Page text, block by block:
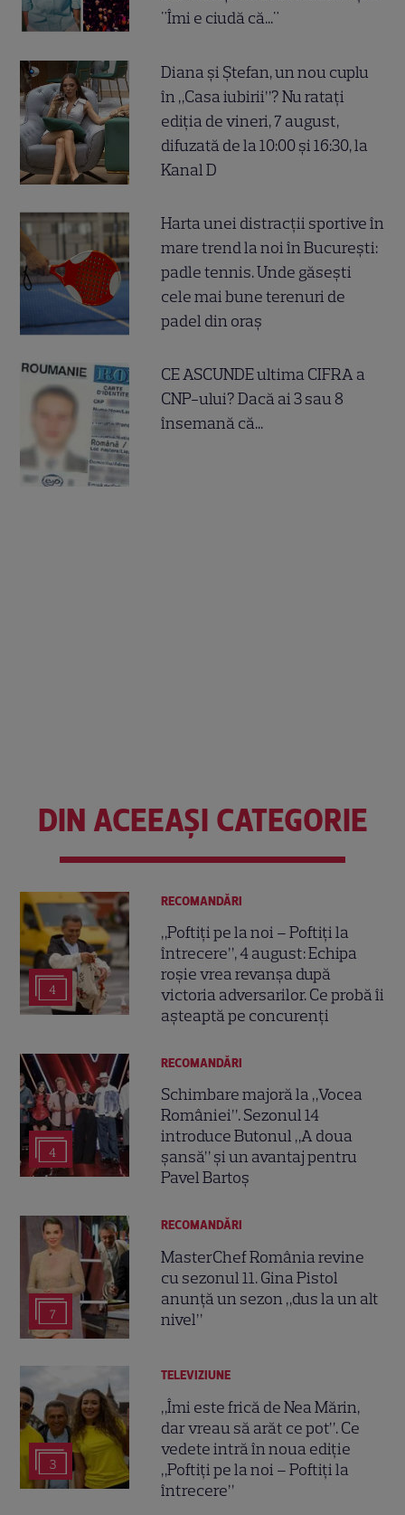
"Îmi e ciudă că..."
Diana și Ștefan, un nou cuplu
în „Casa iubirii”? Nu ratați
ediția de vineri, 7 august,
difuzată de la 10:00 și 16:30, la
Kanal D
Harta unei distracții sportive în
mare trend la noi în București:
padle tennis. Unde găsești
cele mai bune terenuri de
padel din oraș
CE ASCUNDE ultima CIFRA a
CNP-ului? Dacă ai 3 sau 8
însemană că...
DIN ACEEAȘI CATEGORIE
4
RECOMANDĂRI
„Poftiți pe la noi – Poftiți la
întrecere”, 4 august: Echipa
roșie vrea revanșa după
victoria adversarilor. Ce probă îi
așteaptă pe concurenți
4
RECOMANDĂRI
Schimbare majoră la „Vocea
României”. Sezonul 14
introduce Butonul „A doua
șansă” și un avantaj pentru
Pavel Bartoș
7
RECOMANDĂRI
MasterChef România revine
cu sezonul 11. Gina Pistol
anunță un sezon „dus la un alt
nivel”
3
TELEVIZIUNE
„Îmi este frică de Nea Mărin,
dar vreau să arăt ce pot”. Ce
vedete intră în noua ediție
„Poftiți pe la noi – Poftiți la
întrecere”